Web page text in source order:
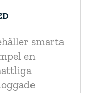
smarta
en